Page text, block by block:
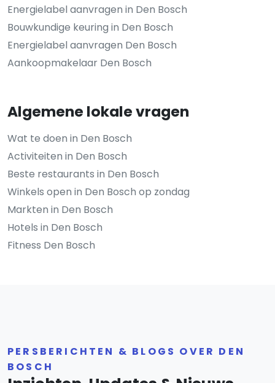
Energielabel aanvragen in Den Bosch
Bouwkundige keuring in Den Bosch
Energielabel aanvragen Den Bosch
Aankoopmakelaar Den Bosch
Algemene lokale vragen
Wat te doen in Den Bosch
Activiteiten in Den Bosch
Beste restaurants in Den Bosch
Winkels open in Den Bosch op zondag
Markten in Den Bosch
Hotels in Den Bosch
Fitness Den Bosch
PERSBERICHTEN & BLOGS OVER DEN
BOSCH